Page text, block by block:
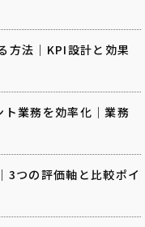
方法｜KPI設計と効果
業務を効率化｜業務
3つの評価軸と比較ポイ